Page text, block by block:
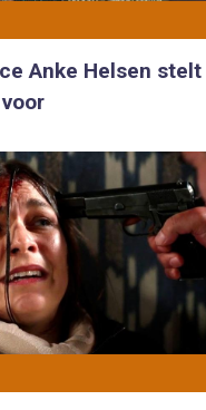
Anke Helsen stelt